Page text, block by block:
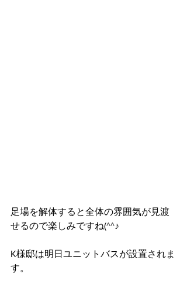
足場を解体すると全体の雰囲気が見渡
せるので楽しみですね(^^♪
K様邸は明日ユニットバスが設置されま
す。